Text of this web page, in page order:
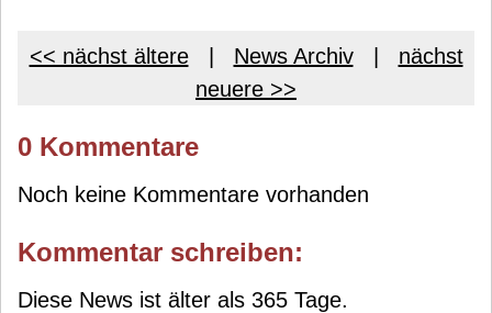
<< nächst ältere| News Archiv| nächst
neuere >>
0 Kommentare
Noch keine Kommentare vorhanden
Kommentar schreiben:
Diese News ist älter als 365 Tage.